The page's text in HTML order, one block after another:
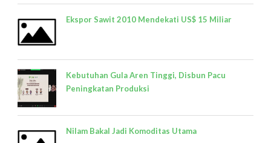
Ekspor Sawit 2010 Mendekati US$ 15 Miliar
Kebutuhan Gula Aren Tinggi, Disbun Pacu
Peningkatan Produksi
Nilam Bakal Jadi Komoditas Utama